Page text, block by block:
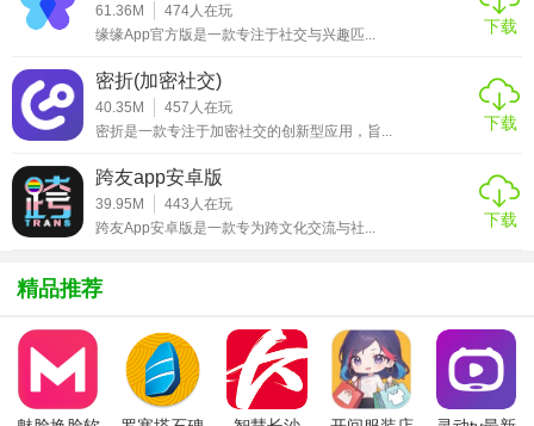
感兴趣的人或话题，扩大用户的社交圈子。
【enigma聊天app2026最新版亮点】
1. **严格加密技术**：采用先进的加密技术，确保用户聊天内
容的安全性和隐私性。
2. **个性化设置**：用户可以根据自己的喜好，自定义聊天背
景、字体等，打造个性化的聊天界面。
结识新朋友的机会。
4. **优质的客户服务**：提供全天候客户服务支持，解答用户
在使用过程中遇到的问题。
61.36M 474 人在玩
缘缘App官方版是一款专注于社交与兴趣匹...
下载
密折(加密社交)
40.35M 457 人在玩
密折是一款专注于加密社交的创新型应用，旨...
下载
跨友app安卓版
39.95M 443 人在玩
跨友App安卓版是一款专为跨文化交流与社...
下载
精品推荐